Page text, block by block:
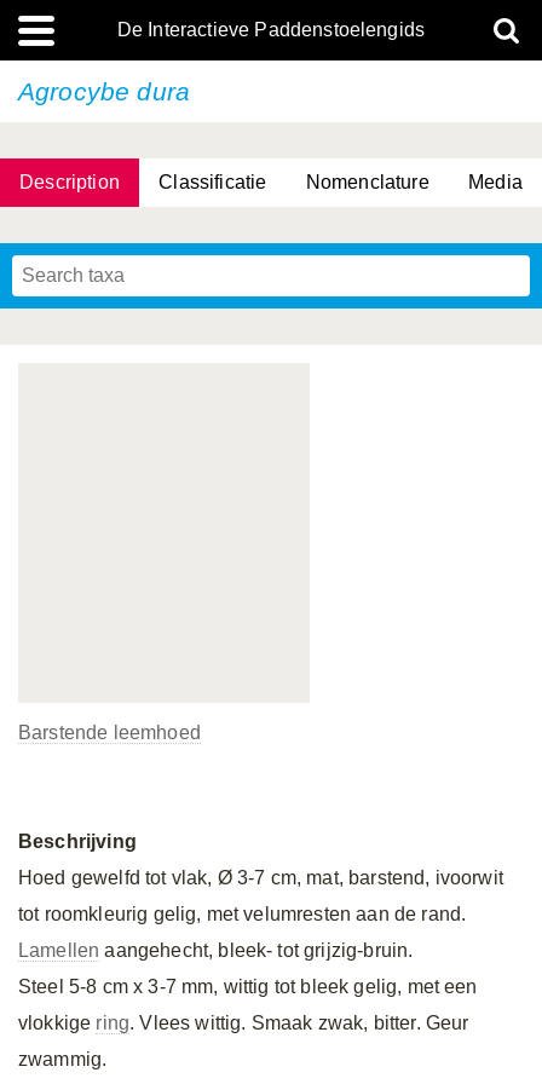
De Interactieve Paddenstoelengids
Agrocybe dura
Description Classificatie Nomenclature Media
Barstende leemhoed
Beschrijving
Hoed gewelfd tot vlak, Ø 3-7 cm, mat, barstend, ivoorwit
tot roomkleurig gelig, met velumresten aan de rand.
Lamellen aangehecht, bleek- tot grijzig-bruin.
Steel 5-8 cm x 3-7 mm, wittig tot bleek gelig, met een
vlokkige ring. Vlees wittig. Smaak zwak, bitter. Geur
zwammig.